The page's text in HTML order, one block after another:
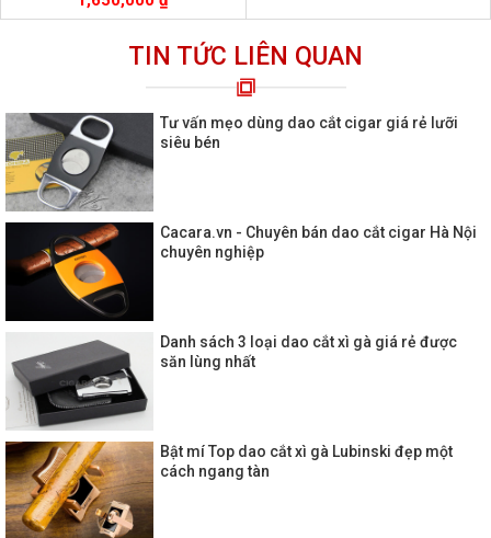
TIN TỨC LIÊN QUAN
Tư vấn mẹo dùng dao cắt cigar giá rẻ lưỡi
siêu bén
Cacara.vn - Chuyên bán dao cắt cigar Hà Nội
chuyên nghiệp
Danh sách 3 loại dao cắt xì gà giá rẻ được
săn lùng nhất
Bật mí Top dao cắt xì gà Lubinski đẹp một
cách ngang tàn